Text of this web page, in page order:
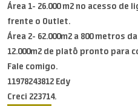
Área 1- 26.000 m2 no acesso de
frente o Outlet.
Área 2- 62.000m2 a 800 metros
12.000m2 de platô pronto para
Fale comigo.
11978243812 Edy
Creci 223714.